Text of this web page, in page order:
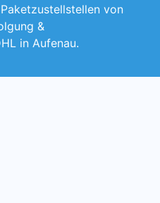
von
&
in Aufenau.